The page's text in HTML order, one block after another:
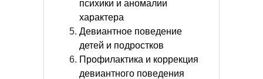
психики и аномалии
характера
Девиантное поведение
детей и подростков
Профилактика и коррекция
девиантного поведения